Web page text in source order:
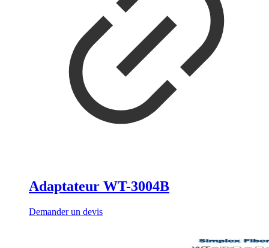
Adaptateur WT-3004B
Demander un devis